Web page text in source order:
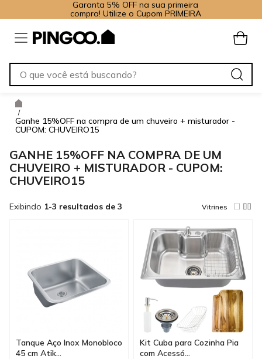
Garanta 5% OFF na sua primeira
compra! Utilize o Cupom PRIMEIRA
/
Ganhe 15%OFF na compra de um chuveiro + misturador -
CUPOM: CHUVEIRO15
GANHE 15%OFF NA COMPRA DE UM
CHUVEIRO + MISTURADOR - CUPOM:
CHUVEIRO15
Exibindo 1-3 resultados de 3 Vitrines
Tanque Aço Inox Monobloco
45 cm Atik...
Kit Cuba para Cozinha Pia
com Acessó...